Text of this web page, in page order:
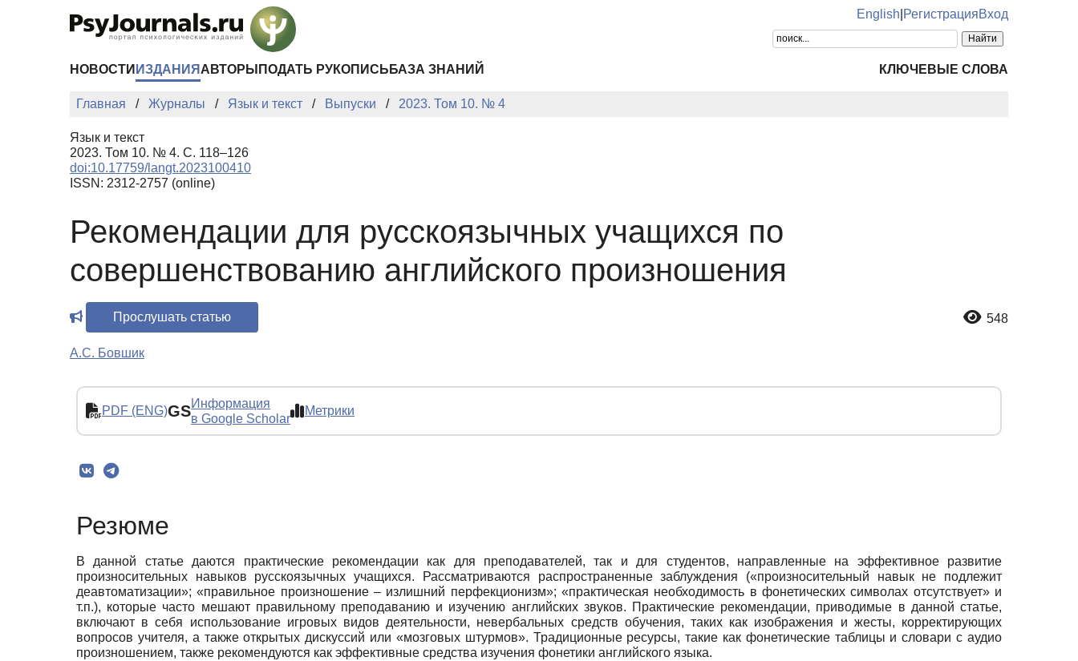
English РегистрацияВход
НОВОСТИ ИЗДАНИЯ АВТОРЫ ПОДАТЬ РУКОПИСЬ БАЗА ЗНАНИЙ КЛЮЧЕВЫЕ СЛОВА
Главная Журналы Язык и текст Выпуски 2023. Том 10. № 4
Язык и текст
2023. Том 10. № 4. С. 118–126
doi:10.17759/langt.2023100410
ISSN: 2312-2757 (online)
Рекомендации для русскоязычных учащихся по
совершенствованию английского произношения
Прослушать статью 548
А.С. Бовшик
PDF (ENG)GSИнформация
в Google Scholar
Метрики
Резюме
В данной статье даются практические рекомендации как для преподавателей, так и для студентов, направленные на эффективное развитие
произносительных навыков русскоязычных учащихся. Рассматриваются распространенные заблуждения («произносительный навык не подлежит
деавтоматизации»; «правильное произношение – излишний перфекционизм»; «практическая необходимость в фонетических символах отсутствует» и
т.п.), которые часто мешают правильному преподаванию и изучению английских звуков. Практические рекомендации, приводимые в данной статье,
включают в себя использование игровых видов деятельности, невербальных средств обучения, таких как изображения и жесты, корректирующих
вопросов учителя, а также открытых дискуссий или «мозговых штурмов». Традиционные ресурсы, такие как фонетические таблицы и словари с аудио
произношением, также рекомендуются как эффективные средства изучения фонетики английского языка.